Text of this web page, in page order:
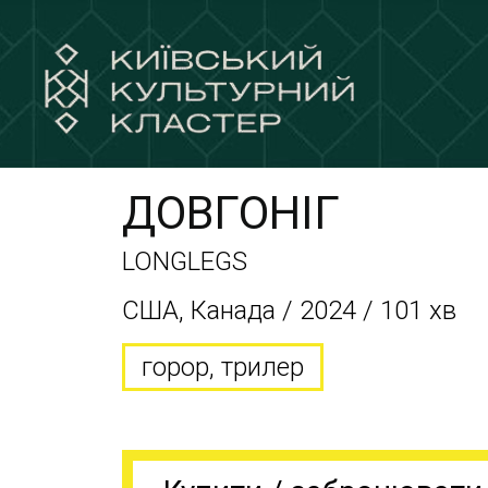
ДОВГОНІГ
LONGLEGS
США, Канада / 2024 / 101 хв
горор, трилер